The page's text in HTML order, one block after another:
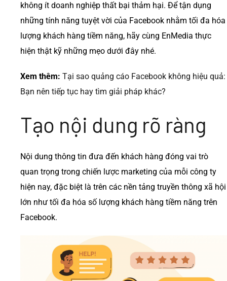
không ít doanh nghiệp thất bại thảm hại. Để tận dụng
những tính năng tuyệt vời của Facebook nhằm tối đa hóa
lượng khách hàng tiềm năng, hãy cùng EnMedia thực
hiện thật kỹ những mẹo dưới đây nhé.
Xem thêm: Tại sao quảng cáo Facebook không hiệu quả:
Bạn nên tiếp tục hay tìm giải pháp khác?
Tạo nội dung rõ ràng
Nội dung thông tin đưa đến khách hàng đóng vai trò
quan trọng trong chiến lược marketing của mỗi công ty
hiện nay, đặc biệt là trên các nền tảng truyền thông xã hội
lớn như tối đa hóa số lượng khách hàng tiềm năng trên
Facebook.